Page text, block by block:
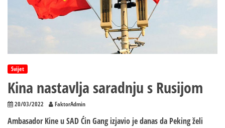
Svijet
Kina nastavlja saradnju s Rusijom
20/03/2022 FaktorAdmin
Ambasador Kine u SAD Ćin Gang izjavio je danas da Peking želi